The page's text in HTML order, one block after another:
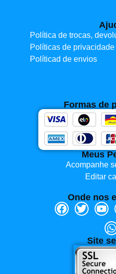
Política de trocas,
Políticas de privacidade
Políticad de envios
Formas de
Meus
Acompanhe
Editar
Onde nos
Site